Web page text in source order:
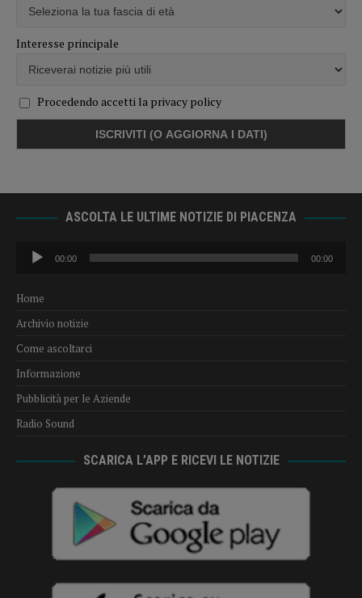
Interesse principale
Procedendo accetti la privacy policy
ASCOLTA LE ULTIME NOTIZIE DI PIACENZA
Audio
Player
00:00 00:00
Home
Archivio notizie
Come ascoltarci
Informazione
Pubblicità per le Aziende
Radio Sound
SCARICA L’APP E RICEVI LE NOTIZIE